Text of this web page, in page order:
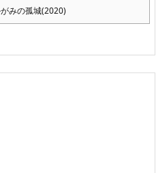
みの孤城(2020)